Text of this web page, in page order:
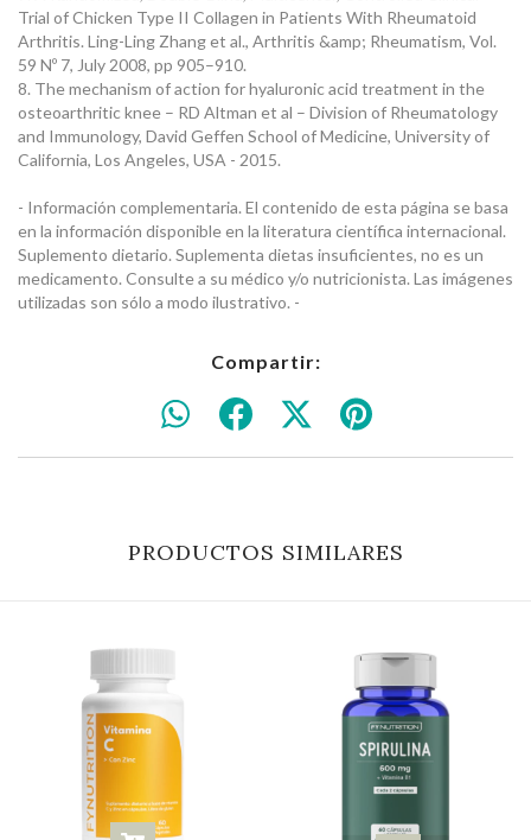
Trial of Chicken Type II Collagen in Patients With Rheumatoid
Arthritis. Ling-Ling Zhang et al., Arthritis &amp; Rheumatism, Vol.
59 Nº 7, July 2008, pp 905–910.
8. The mechanism of action for hyaluronic acid treatment in the
osteoarthritic knee – RD Altman et al – Division of Rheumatology
and Immunology, David Geffen School of Medicine, University of
California, Los Angeles, USA - 2015.
- Información complementaria. El contenido de esta página se basa
en la información disponible en la literatura científica internacional.
Suplemento dietario. Suplementa dietas insuficientes, no es un
medicamento. Consulte a su médico y/o nutricionista. Las imágenes
utilizadas son sólo a modo ilustrativo. -
Compartir:
PRODUCTOS SIMILARES